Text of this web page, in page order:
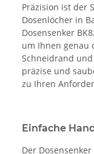
Präzision ist der
Dosenlöcher in
Dosensenker
um Ihnen genau
Schneidrand
präzise und
zu Ihren
Einfache
Der